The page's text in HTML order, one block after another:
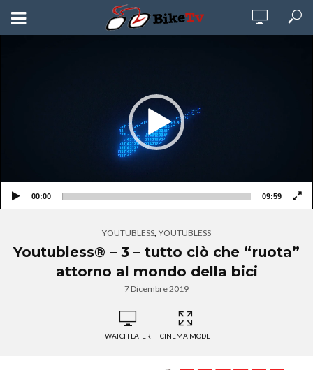
00:00 09:59
YOUTUBLESS, YOUTUBLESS
Youtubless® – 3 – tutto ciò che “ruota”
attorno al mondo della bici
7 Dicembre 2019
WATCH LATER CINEMA MODE